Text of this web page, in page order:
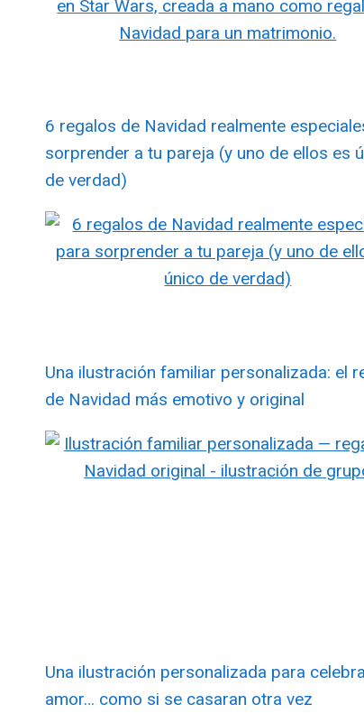
6 regalos de Navidad realmente
sorprender a tu pareja (y uno de ellos es
de verdad)
Una ilustración familiar personalizada: el
de Navidad más emotivo y original
Una ilustración personalizada para
amor… como si se casaran otra vez